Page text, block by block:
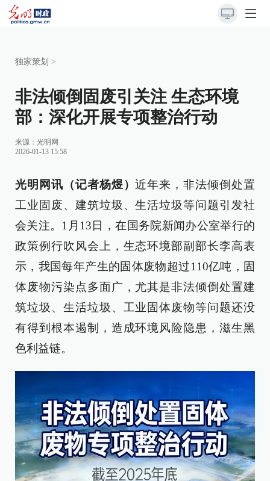
独家策划 >
非法倾倒固废引关注 生态环境
部：深化开展专项整治行动
来源： 光明网
2026-01-13 15:58
光明网讯（记者杨煜）近年来，非法倾倒处置
工业固废、建筑垃圾、生活垃圾等问题引发社
会关注。1月13日，在国务院新闻办公室举行的
政策例行吹风会上，生态环境部副部长李高表
示，我国每年产生的固体废物超过110亿吨，固
体废物污染点多面广，尤其是非法倾倒处置建
筑垃圾、生活垃圾、工业固体废物等问题还没
有得到根本遏制，造成环境风险隐患，滋生黑
色利益链。